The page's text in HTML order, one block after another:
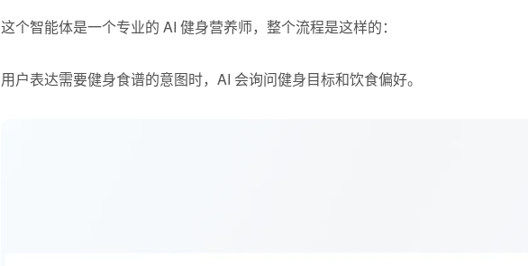
这个智能体是一个专业的 AI 健身营养师，整个流程是这样的：
用户表达需要健身食谱的意图时，AI 会询问健身目标和饮食偏好。